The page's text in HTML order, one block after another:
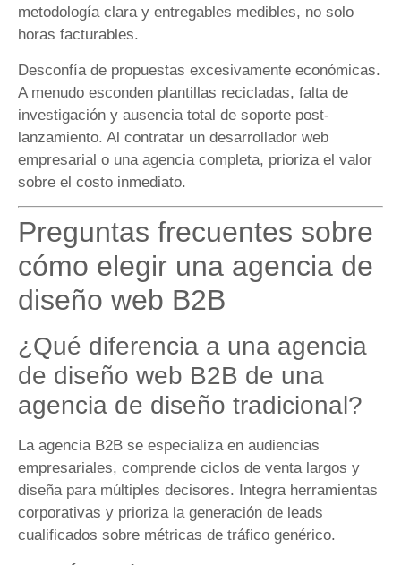
metodología clara y entregables medibles, no solo
horas facturables.
Desconfía de propuestas excesivamente económicas.
A menudo esconden plantillas recicladas, falta de
investigación y ausencia total de soporte post-
lanzamiento. Al contratar un desarrollador web
empresarial o una agencia completa, prioriza el valor
sobre el costo inmediato.
Preguntas frecuentes sobre
cómo elegir una agencia de
diseño web B2B
¿Qué diferencia a una agencia
de diseño web B2B de una
agencia de diseño tradicional?
La agencia B2B se especializa en audiencias
empresariales, comprende ciclos de venta largos y
diseña para múltiples decisores. Integra herramientas
corporativas y prioriza la generación de leads
cualificados sobre métricas de tráfico genérico.